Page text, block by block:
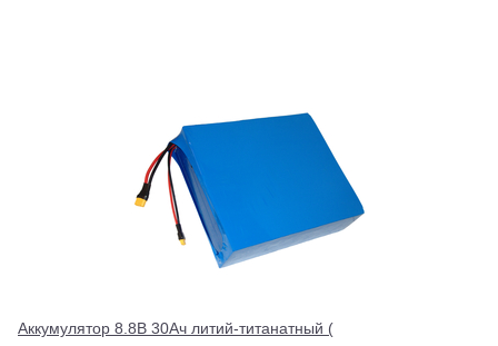
Аккумулятор 8.8В 30Ач литий-титанатный (